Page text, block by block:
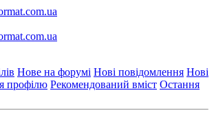
Нове на форумі Нові повідомлення Нові
профілю Рекомендований вміст Остання